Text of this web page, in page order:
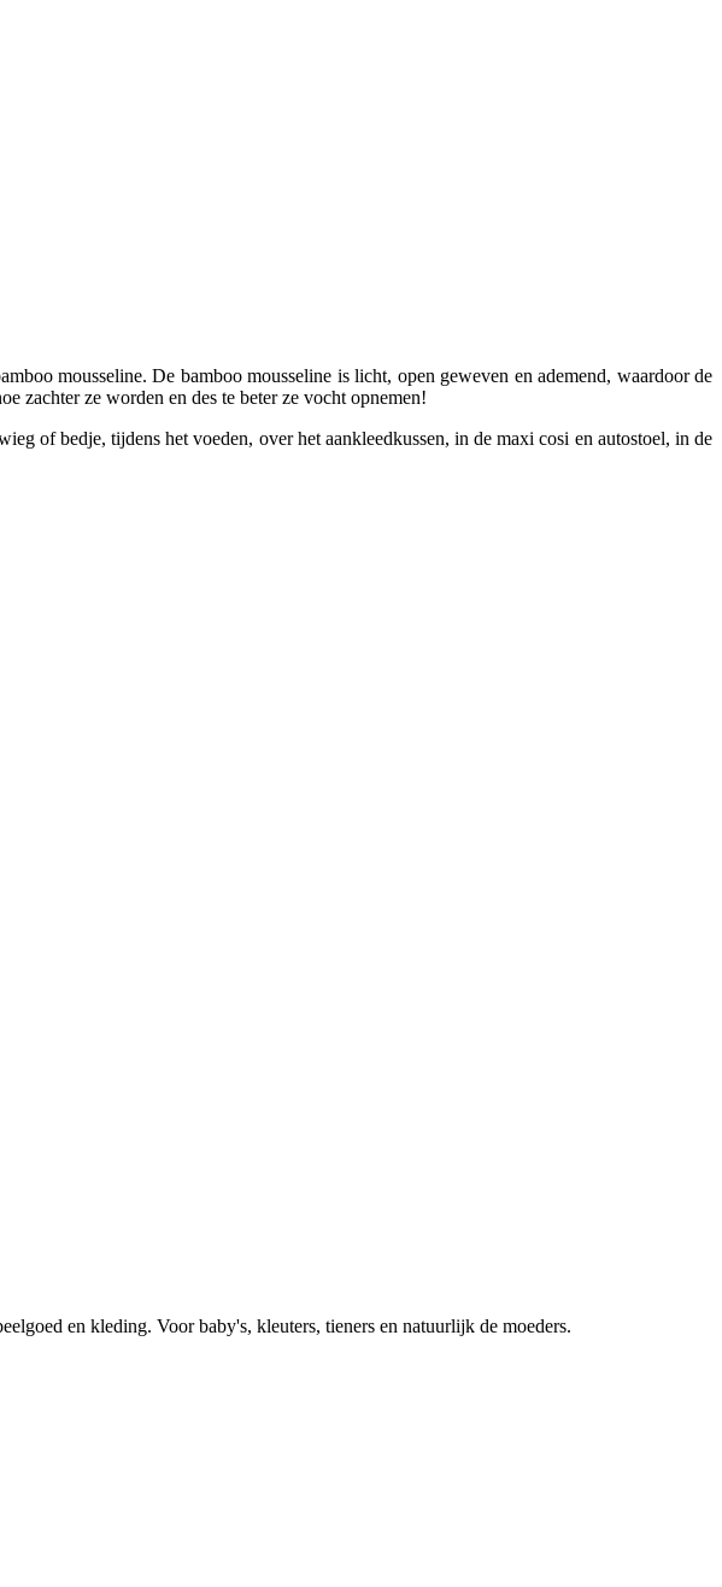
mousseline. De bamboo mousseline is licht, open geweven en ademend, waardoor de
zachter ze worden en des te beter ze vocht opnemen!
of bedje, tijdens het voeden, over het aankleedkussen, in de maxi cosi en autostoel, in de
en kleding. Voor baby's, kleuters, tieners en natuurlijk de moeders.